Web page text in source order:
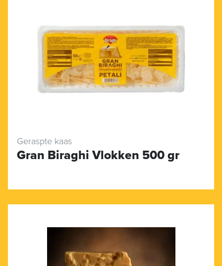
Geraspte kaas
Gran Biraghi Vlokken 500 gr